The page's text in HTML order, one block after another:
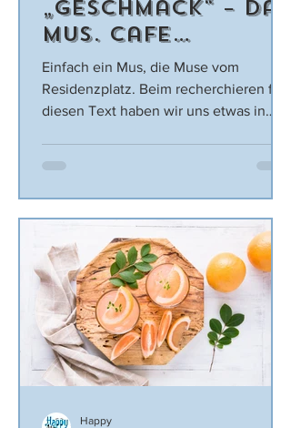
„Geschmack“ – Das
MUS. Cafe
erfindet sich neu
Einfach ein Mus, die Muse vom
Residenzplatz. Beim recherchieren für
diesen Text haben wir uns etwas in
Happy